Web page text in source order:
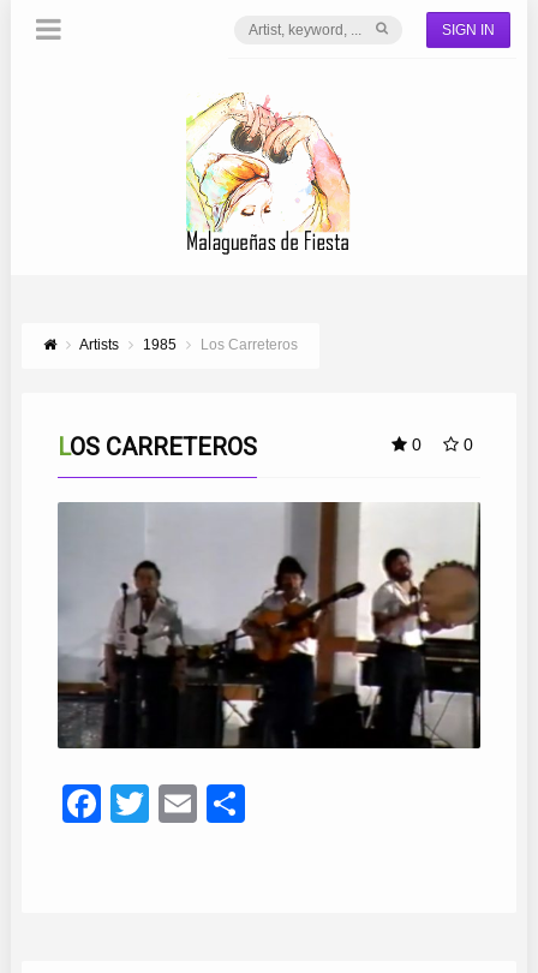
SIGN IN
Artists 1985 Los Carreteros
0 0
LOS CARRETEROS
Facebook
Twitter
EmailCompartir